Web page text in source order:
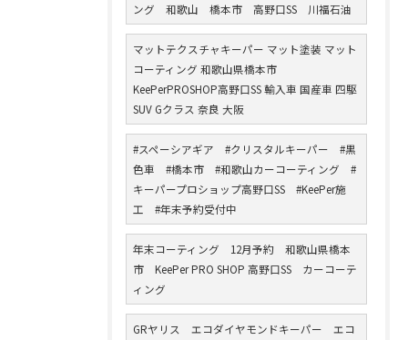
ング 和歌山 橋本市 高野口SS 川福石油
マットテクスチャキーパー マット塗装 マット
コーティング 和歌山県橋本市
KeePerPROSHOP高野口SS 輸入車 国産車 四駆
SUV Gクラス 奈良 大阪
#スペーシアギア #クリスタルキーパー #黒
色車 #橋本市 #和歌山カーコーティング #
キーパープロショップ高野口SS #KeePer施
工 #年末予約受付中
年末コーティング 12月予約 和歌山県橋本
市 KeePer PRO SHOP 高野口SS カーコーテ
ィング
GRヤリス エコダイヤモンドキーパー エコ